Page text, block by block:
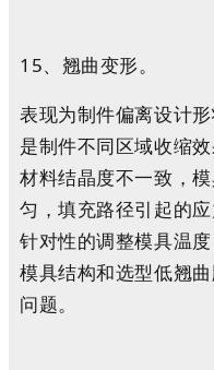
15、翘曲变形。
表现为制件偏离设计
是制件不同区域收缩
材料结晶度不一致，
匀，填充路径引起的
针对性的调整模具温
模具结构和选型低翘
问题。